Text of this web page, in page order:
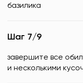
базилика
Шаг 7/9
завершите все
и несколькими